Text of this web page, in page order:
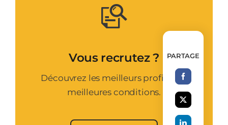
Vous recrutez ?
Découvrez les meilleurs profils aux
meilleures conditions.
PARTAGE